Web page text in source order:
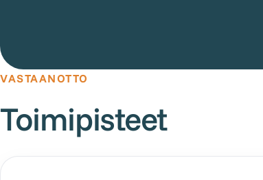
VASTAANOTTO
Toimipisteet